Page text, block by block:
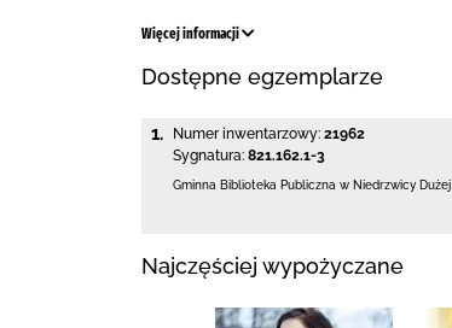
Więcej informacji
Dostępne egzemplarze
1. Numer inwentarzowy: 21962
Sygnatura: 821.162.1-3
Gminna Biblioteka Publiczna w Niedrzwicy Dużej
Najczęściej wypożyczane